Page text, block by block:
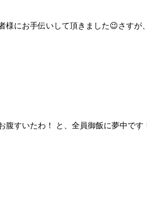
にお手伝いして頂きました😉さす
すいたわ！ と、全員御飯に夢中で